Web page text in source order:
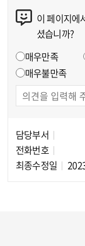
이 페이지에
셨습니까?
매우만족
매우불만족
담당부서
전화번호
최종수정일